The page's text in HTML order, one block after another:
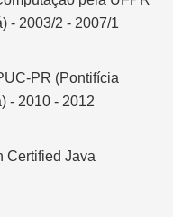
- 2003/2 - 2007/1
PR (Pontifícia
- 2010 - 2012
Certified Java